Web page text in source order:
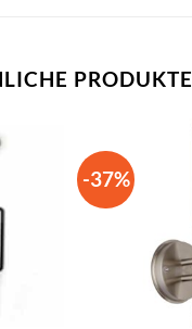
PRODUKTE
-37%